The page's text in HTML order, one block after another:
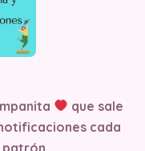
que sale
cada
patrón.